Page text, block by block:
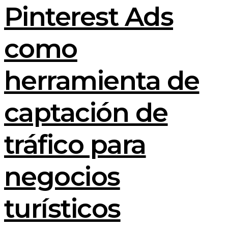
Pinterest Ads
como
herramienta de
captación de
tráfico para
negocios
turísticos